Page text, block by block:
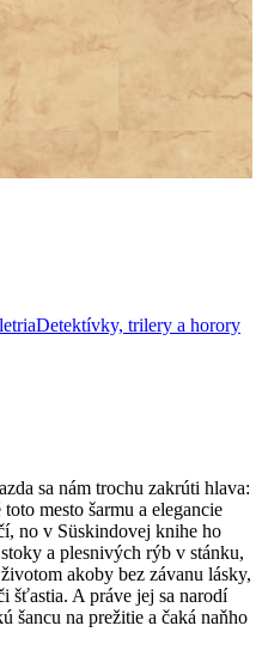
Detektívky, trilery a horory
sa nám trochu zakrúti hlava:
mesto šarmu a elegancie
no v Süskindovej knihe ho
a plesnivých rýb v stánku,
akoby bez závanu lásky,
šťastia. A práve jej sa narodí
šancu na prežitie a čaká naňho